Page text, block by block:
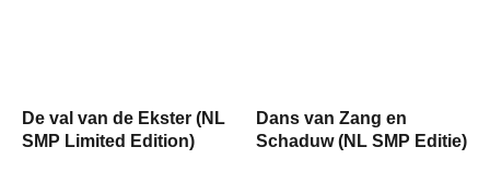
De val van de Ekster (NL
SMP Limited Edition)
Dans van Zang en
Schaduw (NL SMP Editie)